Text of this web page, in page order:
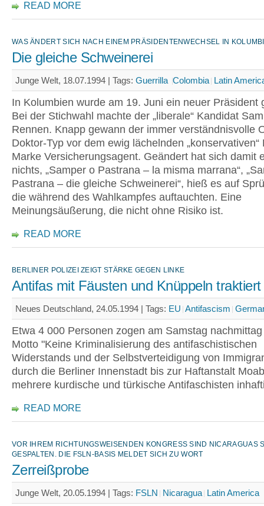
READ MORE
WAS ÄNDERT SICH NACH EINEM PRÄSIDENTENWECHSEL IN
Die gleiche Schweinerei
Junge Welt, 18.07.1994 | Tags: Guerrilla Colombia Latin
In Kolumbien wurde am 19. Juni ein neuer Präsident
Bei der Stichwahl machte der „liberale“ Kandidat
Rennen. Knapp gewann der immer verständnisvolle
Doktor-Typ vor dem ewig lächelnden „konservativen“
Marke Versicherungsagent. Geändert hat sich damit
nichts, „Samper o Pastrana – la misma marrana“,
Pastrana – die gleiche Schweinerei“, hieß es auf
die während des Wahlkampfes auftauchten. Eine
Meinungsäußerung, die nicht ohne Risiko ist.
READ MORE
BERLINER POLIZEI ZEIGT STÄRKE GEGEN LINKE
Antifas mit Fäusten und Knüppeln traktiert
Neues Deutschland, 24.05.1994 | Tags: EU Antifascism
Etwa 4 000 Personen zogen am Samstag
Motto "Keine Kriminalisierung des antifaschistischen
Widerstands und der Selbstverteidigung von
durch die Berliner Innenstadt bis zur Haftanstalt
mehrere kurdische und türkische Antifaschisten
READ MORE
VOR IHREM RICHTUNGSWEISENDEN KONGRESS SIND NICARAGUAS
ESPALTEN. DIE FSLN-BASIS MELDET SICH ZU WORT
Zerreißprobe
Junge Welt, 20.05.1994 | Tags: FSLN Nicaragua Latin America